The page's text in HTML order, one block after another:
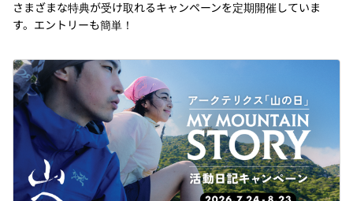
さまざまな特典が受け取れるキャンペーンを定期開催していま
す。エントリーも簡単！